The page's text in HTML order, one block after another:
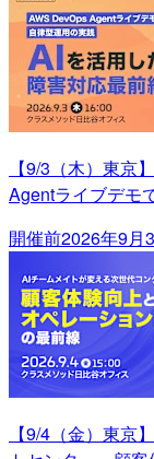
【9/3（木）東京
Agentライブデモ
開催前2026年9月
【9/4（金）東京